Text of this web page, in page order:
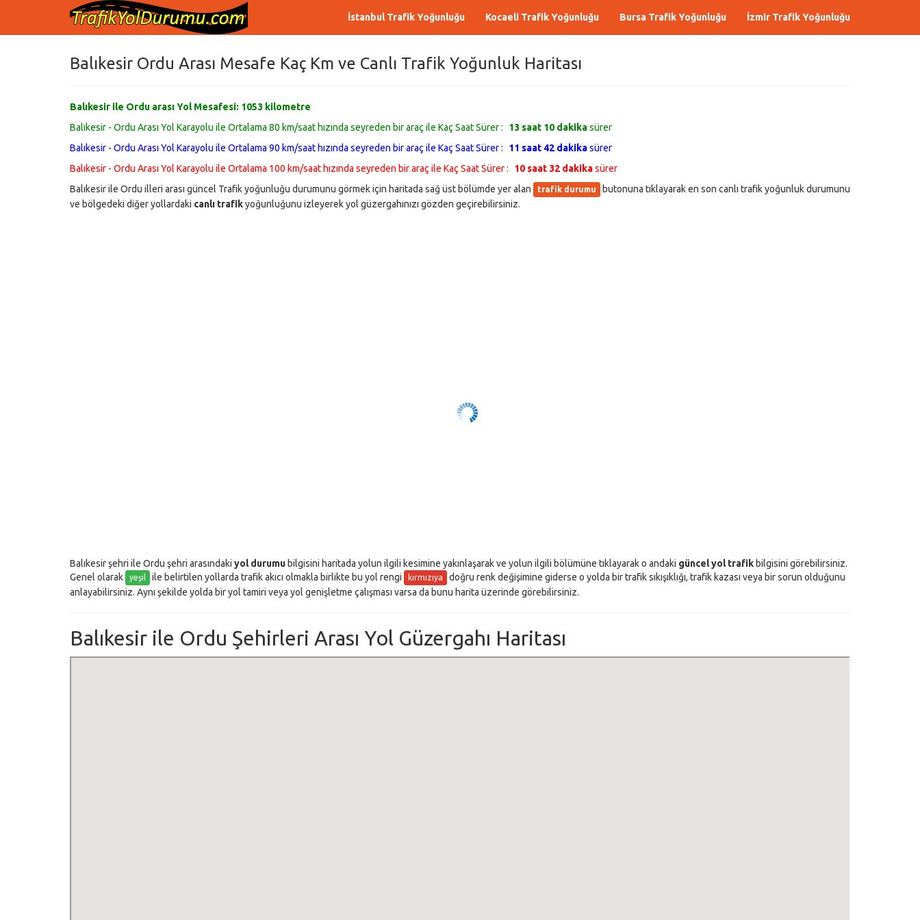
İstanbul Trafik Yoğunluğu Kocaeli Trafik Yoğunluğu Bursa Trafik Yoğunluğu İzmir Trafik Yoğunluğu
Balıkesir Ordu Arası Mesafe Kaç Km ve Canlı Trafik Yoğunluk Haritası
Balıkesir ile Ordu arası Yol Mesafesi: 1053 kilometre
Balıkesir - Ordu Arası Yol Karayolu ile Ortalama 80 km/saat hızında seyreden bir araç ile Kaç Saat Sürer :
13 saat 10 dakikasürer
Balıkesir - Ordu Arası Yol Karayolu ile Ortalama 90 km/saat hızında seyreden bir araç ile Kaç Saat Sürer :
11 saat 42 dakikasürer
Balıkesir - Ordu Arası Yol Karayolu ile Ortalama 100 km/saat hızında seyreden bir araç ile Kaç Saat Sürer :
10 saat 32 dakikasürer
Balıkesir ile Ordu illeri arası güncel Trafik yoğunluğu durumunu görmek için haritada sağ üst bölümde yer alan
trafik durumu
butonuna tıklayarak en son canlı trafik yoğunluk durumunu
ve bölgedeki diğer yollardaki canlı trafikyoğunluğunu izleyerek yol güzergahınızı gözden geçirebilirsiniz.
Balıkesir şehri ile Ordu şehri arasındaki yol durumubilgisini haritada yolun ilgili kesimine yakınlaşarak ve yolun ilgili bölümüne tıklayarak o andaki güncel yol trafikbilgisini görebilirsiniz.
Genel olarak
yeşil ile belirtilen yollarda trafik akıcı olmakla birlikte bu yol rengi kırmızıya
doğru renk değişimine giderse o yolda bir trafik sıkışıklığı, trafik kazası veya bir sorun olduğunu
anlayabilirsiniz. Aynı şekilde yolda bir yol tamiri veya yol genişletme çalışması varsa da bunu harita üzerinde görebilirsiniz.
Balıkesir ile Ordu Şehirleri Arası Yol Güzergahı Haritası